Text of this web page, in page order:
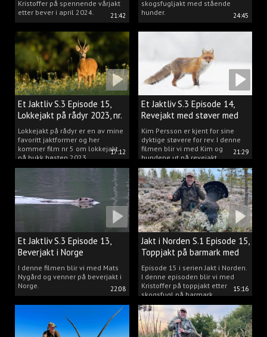
21:42
Kristoffer på spennende vårjakt
etter bever i april 2024.
24:45
skogsfugljakt med stående
hunder.
17:12
Et Jaktliv S.3 Episode 15,
Lokkejakt på rådyr 2023, nr.
5Lokkejakt på rådyr er en av mine
favoritt jaktformer og her
kommer film nr 5 om lokkejakt
på bukk høsten 2023.
21:29
Et Jaktliv S.3 Episode 14,
Revejakt med støver med
Kim Persson
Kim Persson er kjent for sine
dyktige støvere for rev. I denne
filmen blir vi med Kim og
hundene ut på revejakt.
22:08
Et Jaktliv S.3 Episode 13,
Beverjakt i Norge
I denne filmen blir vi med Mats
Nygård og venner på beverjakt i
Norge.
15:16
Jakt i Norden S.1 Episode 15,
Toppjakt på barmark med
Kristoffer Clausen
Episode 15 i serien Jakt i Norden.
I denne episoden blir vi med
Kristoffer på toppjakt etter
skogsfugl på barmark.